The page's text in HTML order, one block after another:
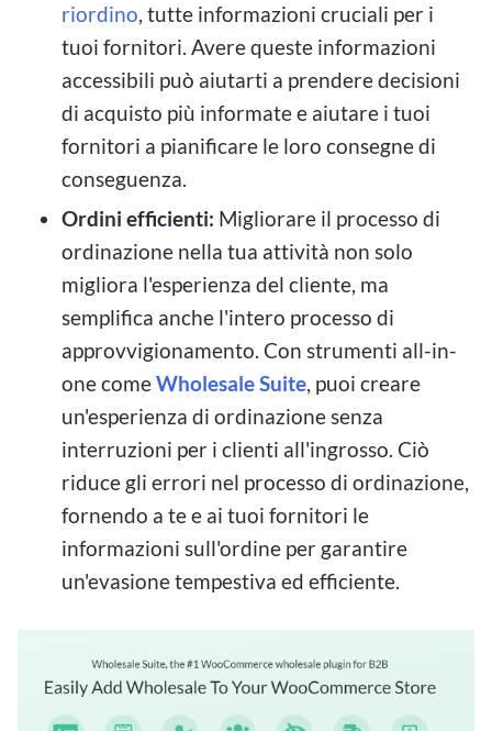
riordino, tutte informazioni cruciali per i
tuoi fornitori. Avere queste informazioni
accessibili può aiutarti a prendere decisioni
di acquisto più informate e aiutare i tuoi
fornitori a pianificare le loro consegne di
conseguenza.
Ordini efficienti: Migliorare il processo di
ordinazione nella tua attività non solo
migliora l'esperienza del cliente, ma
semplifica anche l'intero processo di
approvvigionamento. Con strumenti all-in-
one comeWholesale Suite, puoi creare
un'esperienza di ordinazione senza
interruzioni per i clienti all'ingrosso. Ciò
riduce gli errori nel processo di ordinazione,
fornendo a te e ai tuoi fornitori le
informazioni sull'ordine per garantire
un'evasione tempestiva ed efficiente.